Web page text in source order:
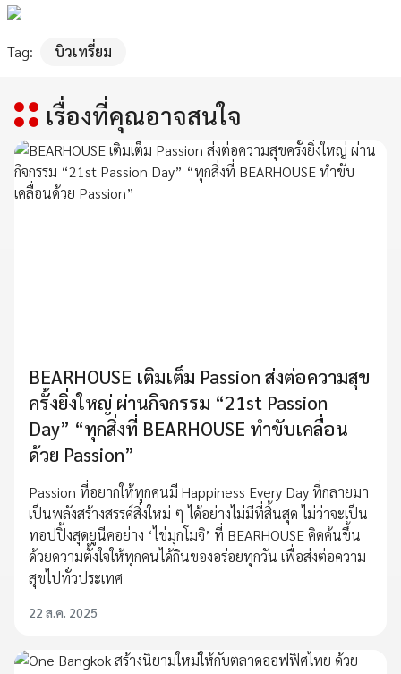
Tag: บิวเทรี่ยม
เรื่องที่คุณอาจสนใจ
BEARHOUSE เติมเต็ม Passion ส่งต่อความสุข
ครั้งยิ่งใหญ่ ผ่านกิจกรรม “21st Passion
Day” “ทุกสิ่งที่ BEARHOUSE ทำขับเคลื่อน
ด้วย Passion”
Passion ที่อยากให้ทุกคนมี Happiness Every Day ที่กลายมา
เป็นพลังสร้างสรรค์สิ่งใหม่ ๆ ได้อย่างไม่มีที่สิ้นสุด ไม่ว่าจะเป็น
ทอปปิ้งสุดยูนีคอย่าง ‘ไข่มุกโมจิ’ ที่ BEARHOUSE คิดค้นขึ้น
ด้วยความตั้งใจให้ทุกคนได้กินของอร่อยทุกวัน เพื่อส่งต่อความ
สุขไปทั่วประเทศ
22 ส.ค. 2025